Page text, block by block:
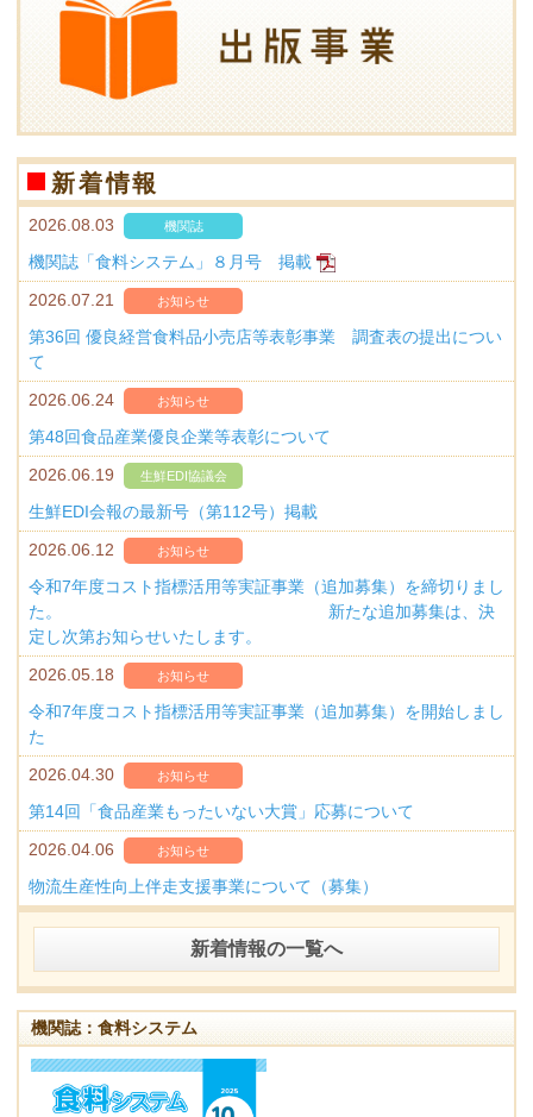
新着情報
2026.08.03 機関誌
機関誌「食料システム」８月号 掲載
2026.07.21
お知らせ
第36回 優良経営食料品小売店等表彰事業 調査表の提出につい
て
2026.06.24
お知らせ
第48回食品産業優良企業等表彰について
2026.06.19
生鮮EDI協議会
生鮮EDI会報の最新号（第112号）掲載
2026.06.12
お知らせ
令和7年度コスト指標活用等実証事業（追加募集）を締切りまし
た。 新たな追加募集は、決
定し次第お知らせいたします。
2026.05.18
お知らせ
令和7年度コスト指標活用等実証事業（追加募集）を開始しまし
た
2026.04.30
お知らせ
第14回「食品産業もったいない大賞」応募について
2026.04.06
お知らせ
物流生産性向上伴走支援事業について（募集）
新着情報の一覧へ
機関誌：食料システム